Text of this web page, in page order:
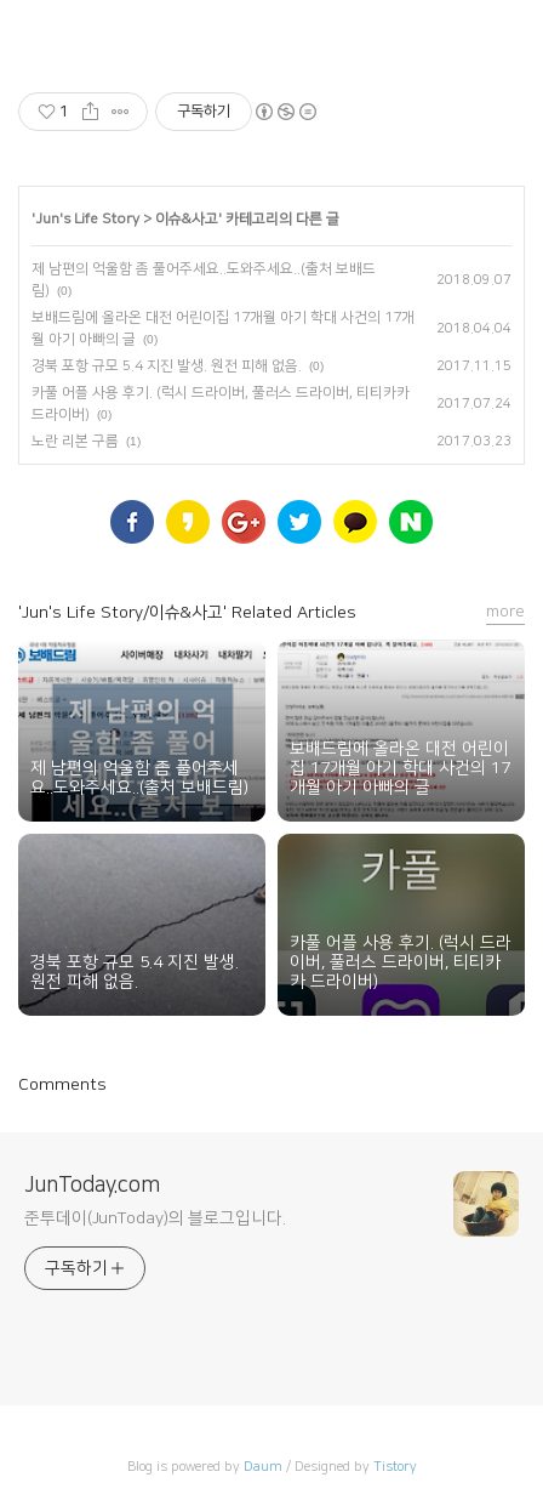
1 구독하기
'Jun's Life Story> 이슈&사고' 카테고리의 다른 글
제 남편의 억울함 좀 풀어주세요..도와주세요..(출처 보배드
림)
(0)
2018.09.07
보배드림에 올라온 대전 어린이집 17개월 아기 학대 사건의 17개
월 아기 아빠의 글
(0)
2018.04.04
경북 포항 규모 5.4 지진 발생. 원전 피해 없음. (0) 2017.11.15
카풀 어플 사용 후기. (럭시 드라이버, 풀러스 드라이버, 티티카카
드라이버)
(0)
2017.07.24
노란 리본 구름 (1) 2017.03.23
'Jun's Life Story/이슈&사고' Related Articles
제 남편의 억울함 좀 풀어주세
요..도와주세요..(출처 보배드림)
보배드림에 올라온 대전 어린이
집 17개월 아기 학대 사건의 17
개월 아기 아빠의 글
경북 포항 규모 5.4 지진 발생.
원전 피해 없음.
카풀 어플 사용 후기. (럭시 드라
이버, 풀러스 드라이버, 티티카
카 드라이버)
more
Comments
JunToday.com
준투데이(JunToday)의 블로그입니다.
구독하기
Blog is powered by Daum / Designed by Tistory